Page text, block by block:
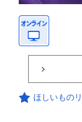
ほしいもの